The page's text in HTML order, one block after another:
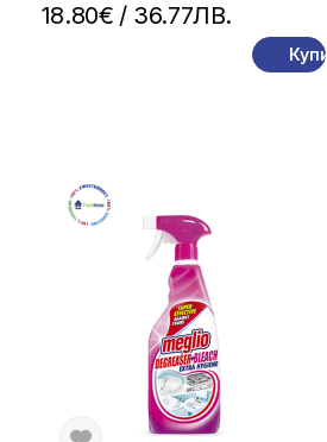
18.80€ / 36.77ЛВ.
капсули
Купи